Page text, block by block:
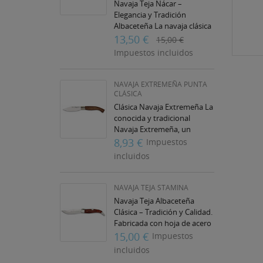
Navaja Teja Nácar –
Elegancia y Tradición
Albaceteña La navaja clásica
de Albacete modelo teja con
acabado en nácar es una
pieza que combina...
13,50 €
15,00 €
Impuestos incluidos
NAVAJA EXTREMEÑA PUNTA
CLÁSICA
Clásica Navaja Extremeña La
conocida y tradicional
Navaja Extremeña, un
modelo clásico que destaca
por su sencillez,
funcionalidad y diseño...
8,93 € Impuestos
incluidos
NAVAJA TEJA STAMINA
Navaja Teja Albaceteña
Clásica – Tradición y Calidad.
Fabricada con hoja de acero
inoxidable de alta calidad,
garantiza un corte preciso y
una...
15,00 € Impuestos
incluidos